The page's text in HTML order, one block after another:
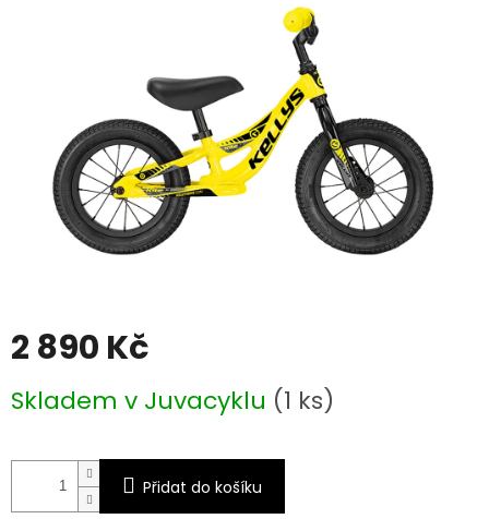
2 890 Kč
cena:
Skladem v Juvacyklu (1 ks)
Přidat do košíku